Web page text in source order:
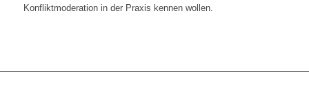
Konfliktmoderation in der Praxis kennen wollen.